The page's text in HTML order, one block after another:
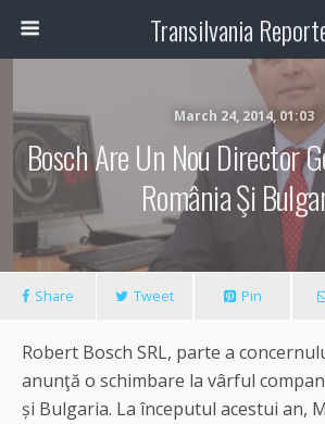
Transilvania
March 24, 2014, 01:03
Bosch Are Un Nou Director
România Şi
Share Tweet Pin
Robert Bosch SRL, parte a
anunţă o schimbare la vârful
și Bulgaria. La începutul acestui an,